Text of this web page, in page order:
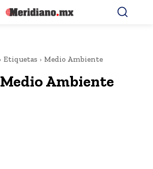
Etiquetas Medio Ambiente
Medio Ambiente